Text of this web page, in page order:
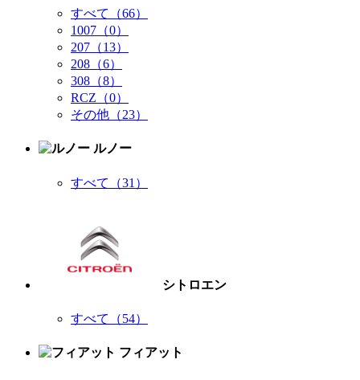
すべて（66）
1007（0）
207（13）
208（6）
308（8）
RCZ（0）
その他（23）
ルノー
すべて（31）
シトロエン
すべて（54）
フィアット